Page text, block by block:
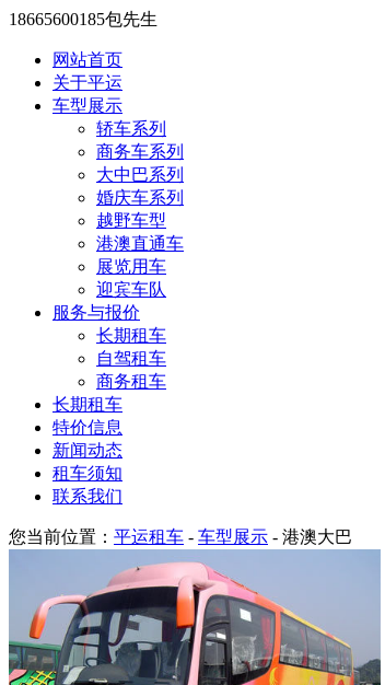
18665600185包先生
网站首页
关于平运
车型展示
轿车系列
商务车系列
大中巴系列
婚庆车系列
越野车型
港澳直通车
展览用车
迎宾车队
服务与报价
长期租车
自驾租车
商务租车
长期租车
特价信息
新闻动态
租车须知
联系我们
您当前位置： 平运租车 - 车型展示 - 港澳大巴